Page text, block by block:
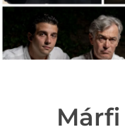
Márfi